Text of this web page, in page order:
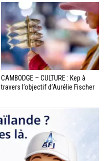
CAMBODGE – CULTURE : Kep à
travers l’objectif d’Aurélie Fischer